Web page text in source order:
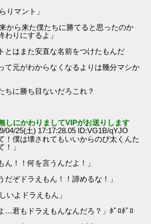
りマント」
から来た僕たちに勝てると思ったのか
りにするよ」
とはまた安直な名前をつけたもんだ
て元がわからなくなるよりは幾分マシか
ちに勝ち目ないだろこれ？
しにかわりましてVIPがお送りします
04/25(土) 17:17:28.05 ID:VG1B/qYJO
！僕は壊されてもいいからのび太くんた
！」
ん！！何を言うんだよ！」
だぞドラえもん！！諦めるな！」
いよドラえもん」
…君もドラえもんなんだろ？」ﾎﾟﾛﾎﾟﾛ